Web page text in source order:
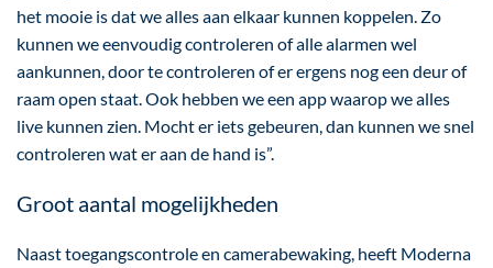
het mooie is dat we alles aan elkaar kunnen koppelen. Zo
kunnen we eenvoudig controleren of alle alarmen wel
aankunnen, door te controleren of er ergens nog een deur of
raam open staat. Ook hebben we een app waarop we alles
live kunnen zien. Mocht er iets gebeuren, dan kunnen we snel
controleren wat er aan de hand is”.
Groot aantal mogelijkheden
Naast toegangscontrole en camerabewaking, heeft Moderna